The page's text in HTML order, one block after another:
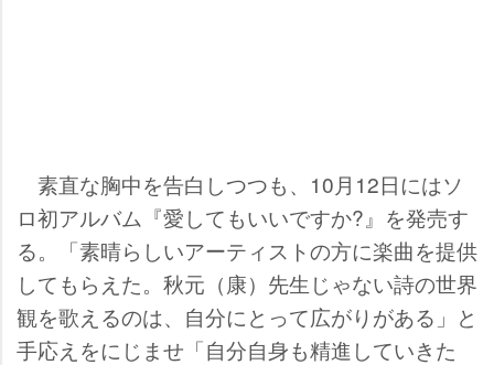
素直な胸中を告白しつつも、10月12日にはソ
ロ初アルバム『愛してもいいですか?』を発売す
る。「素晴らしいアーティストの方に楽曲を提供
してもらえた。秋元（康）先生じゃない詩の世界
観を歌えるのは、自分にとって広がりがある」と
手応えをにじませ「自分自身も精進していきた